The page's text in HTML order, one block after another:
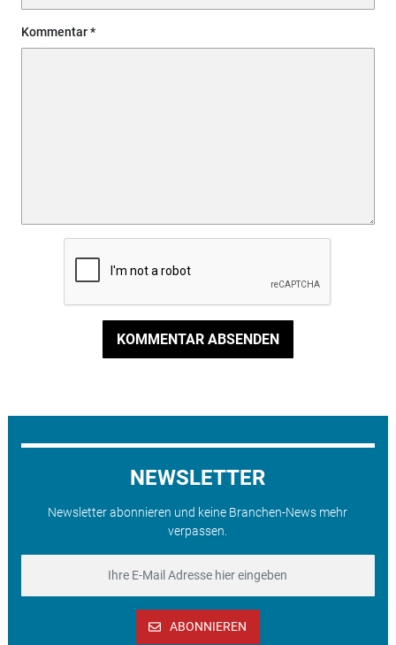
Kommentar
KOMMENTAR ABSENDEN
NEWSLETTER
Newsletter abonnieren und keine Branchen-News mehr
verpassen.
ABONNIEREN